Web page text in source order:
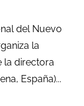
del Nuevo
la
la directora
España)...